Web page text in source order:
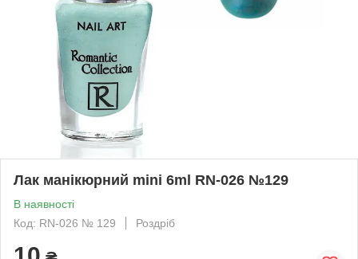
Лак манікюрний mini 6ml RN-026 №129
В наявності
Код: RN-026 № 129
Роздріб